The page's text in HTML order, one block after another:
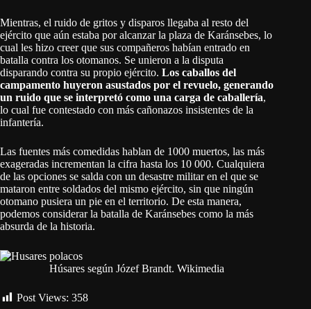
Mientras, el ruido de gritos y disparos llegaba al resto del
ejército que aún estaba por alcanzar la plaza de Karánsebes, lo
cual les hizo creer que sus compañeros habían entrado en
batalla contra los otomanos. Se unieron a la disputa
disparando contra su propio ejército. Los caballos del
campamento huyeron asustados por el revuelo, generando
un ruido que se interpretó como una carga de caballería,
lo cual fue contestado con más cañonazos insistentes de la
infantería.
Las fuentes más comedidas hablan de 1000 muertos, las más
exageradas incrementan la cifra hasta los 10 000. Cualquiera
de las opciones se salda con un desastre militar en el que se
mataron entre soldados del mismo ejército, sin que ningún
otomano pusiera un pie en el territorio. De esta manera,
podemos considerar la batalla de Karánsebes como la más
absurda de la historia.
Húsares según Józef Brandt. Wikimedia
Post Views: 358